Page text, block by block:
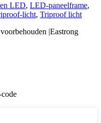
LED, LED-paneelframe,
licht, Triproof licht
|Eastrong